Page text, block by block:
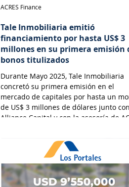
Tale Inmobiliaria emitió
financiamiento por hasta US$ 3
millones en su primera emisión
bonos titulizados
Durante Mayo 2025, Tale Inmobiliaria
concretó su primera emisión en el
mercado de capitales por hasta un
de US$ 3 millones de dólares junto con
Alliance Capital y con la asesoría de
Valdez abogados.
ACRES Finance